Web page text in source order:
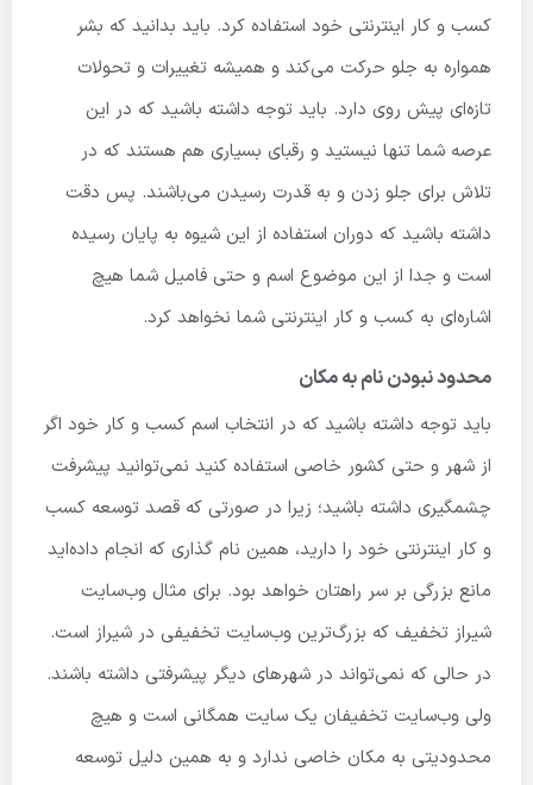
کسب و کار اینترنتی خود استفاده کرد. باید بدانید که بشر
همواره به جلو حرکت می‌کند و همیشه تغییرات و تحولات
تازه‌ای پیش روی دارد. باید توجه داشته باشید که در این
عرصه شما تنها نیستید و رقبای بسیاری هم هستند که در
تلاش برای جلو زدن و به قدرت رسیدن می‌باشند. پس دقت
داشته باشید که دوران استفاده از این شیوه به پایان رسیده
است و جدا از این موضوع اسم و حتی فامیل شما هیچ
اشاره‌ای به کسب و کار اینترنتی شما نخواهد کرد.
محدود نبودن نام به مکان
باید توجه داشته باشید که در انتخاب اسم کسب و کار خود اگر
از شهر و حتی کشور خاصی استفاده کنید نمی‌توانید پیشرفت
چشمگیری داشته باشید؛ زیرا در صورتی که قصد توسعه کسب
و کار اینترنتی خود را دارید، همین نام گذاری که انجام داده‌اید
مانع بزرگی بر سر راهتان خواهد بود. برای مثال وب‌سایت
شیراز تخفیف که بزرگ‌ترین وب‌سایت تخفیفی در شیراز است.
در حالی که نمی‌تواند در شهرهای دیگر پیشرفتی داشته باشند.
ولی وب‌سایت تخفیفان یک سایت همگانی است و هیچ
محدودیتی به مکان خاصی ندارد و به همین دلیل توسعه